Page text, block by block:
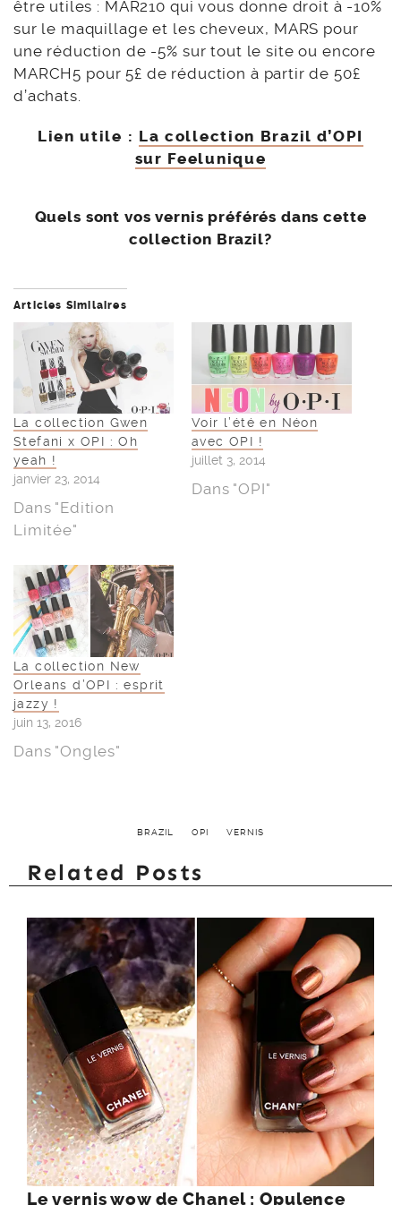
être utiles : MAR210 qui vous donne droit à -10%
sur le maquillage et les cheveux, MARS pour
une réduction de -5% sur tout le site ou encore
MARCH5 pour 5£ de réduction à partir de 50£
d’achats.
Lien utile : La collection Brazil d’OPI
sur Feelunique
Quels sont vos vernis préférés dans cette
collection Brazil?
Articles Similaires
La collection Gwen
Stefani x OPI : Oh
yeah !
janvier 23, 2014
Dans "Edition
Limitée"
Voir l’été en Néon
avec OPI !
juillet 3, 2014
Dans "OPI"
La collection New
Orleans d’OPI : esprit
jazzy !
juin 13, 2016
Dans "Ongles"
BRAZIL OPI VERNIS
Related Posts
Le vernis wow de Chanel : Opulence